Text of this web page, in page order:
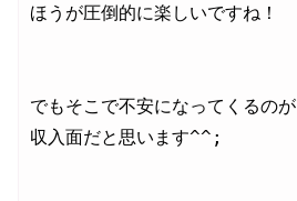
ほうが圧倒的に楽しいですね！
でもそこで不安になってくるのが
収入面だと思います^^;